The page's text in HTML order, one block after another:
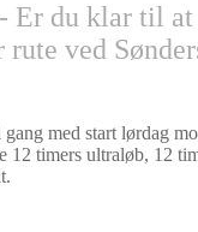
- Er du klar til at
rute ved
med start lørdag
timers ultraløb, 12